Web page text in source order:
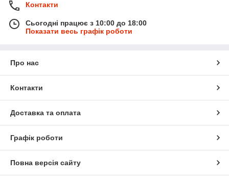
Контакти
Сьогодні працює з 10:00 до 18:00
Показати весь графік роботи
Про нас
Контакти
Доставка та оплата
Графік роботи
Повна версія сайту